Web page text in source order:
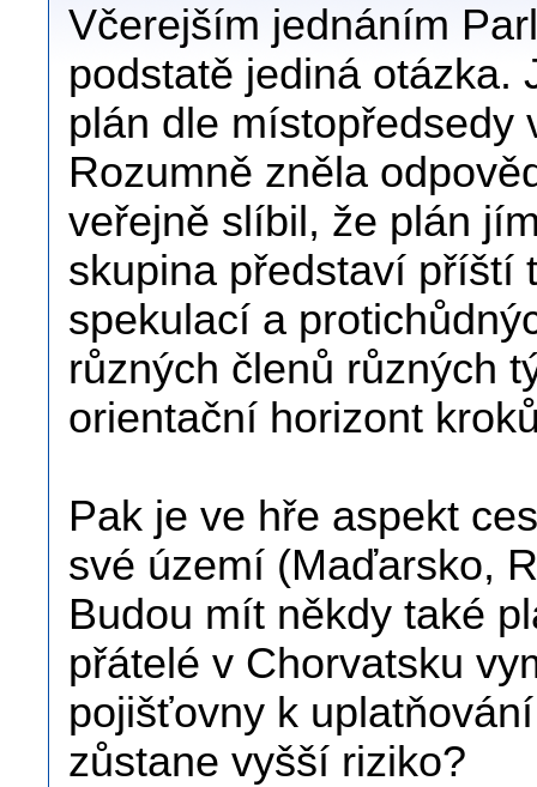
Včerejším jednáním
podstatě jediná otázka.
plán dle místopředsedy
Rozumně zněla
veřejně slíbil, že plán
skupina představí příští
spekulací a
různých členů různých
orientační horizont
Pak je ve hře aspekt
své území (Maďarsko,
Budou mít někdy také
přátelé v Chorvatsku
pojišťovny k
zůstane vyšší riziko?